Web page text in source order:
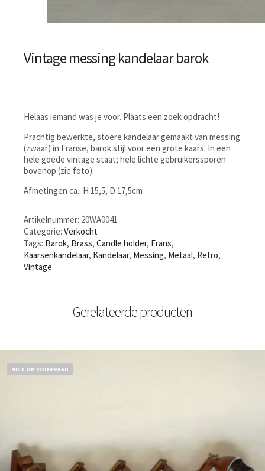
Vintage messing kandelaar barok
Helaas iemand was je voor. Plaats een zoek opdracht!
Prachtig bewerkte, stoere kandelaar gemaakt van messing
(zwaar) in Franse, barok stijl voor een grote kaars. In een
hele goede vintage staat; hele lichte gebruikerssporen
bovenop (zie foto).
Afmetingen ca.: H 15,5, D 17,5cm
Artikelnummer: 20WA0041
Categorie: Verkocht
Tags: Barok, Brass, Candle holder, Frans,
Kaarsenkandelaar, Kandelaar, Messing, Metaal, Retro,
Vintage
Gerelateerde producten
NIET OP VOORRAAD